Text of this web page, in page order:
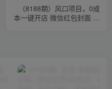
（8188期）风口项目，0成
本一键开店 微信红包封面 市